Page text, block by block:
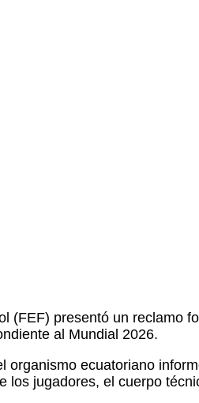
(FEF) presentó un reclamo
al Mundial 2026.
organismo ecuatoriano
los jugadores, el cuerpo